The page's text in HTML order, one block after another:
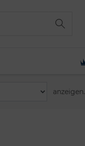
anzeigen.